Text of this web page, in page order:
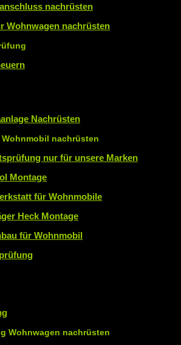
nachrüsten
Wohnwagen nachrüsten
Nachrüsten
nachrüsten
nur für unsere Marken
Montage
für Wohnmobile
Heck Montage
für Wohnmobil
Wohnwagen nachrüsten